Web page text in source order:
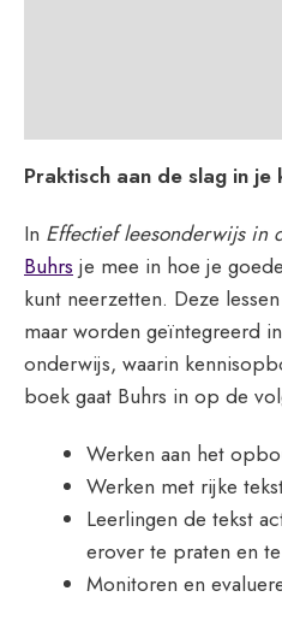
Praktisch aan de slag in je
In Effectief leesonderwijs in
Buhrs je mee in hoe je
kunt neerzetten. Deze
maar worden geïntegreerd
onderwijs, waarin
boek gaat Buhrs in op de
Werken aan het
Werken met rijke
Leerlingen de tekst
erover te praten en
Monitoren en